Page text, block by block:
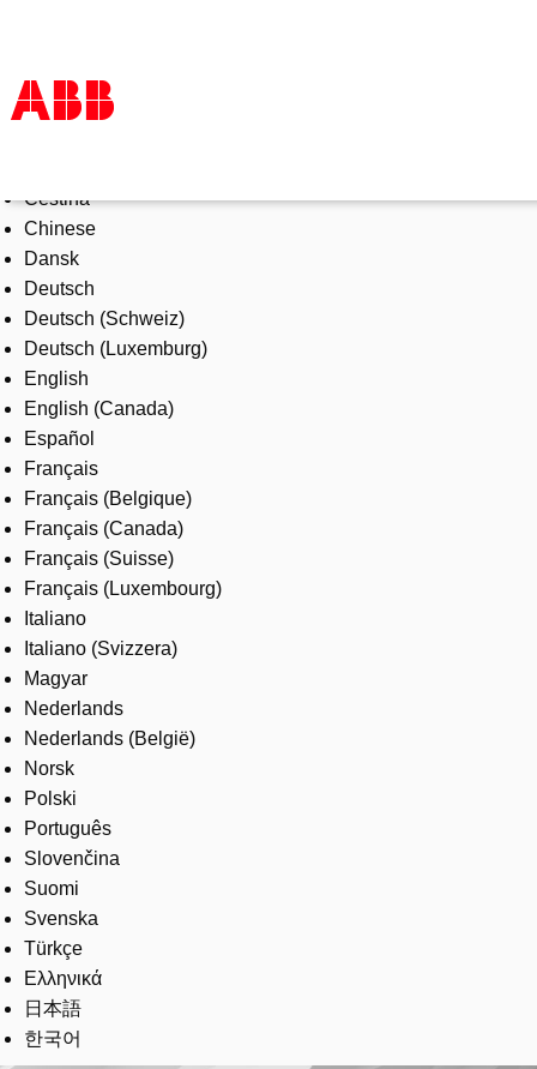
Products & Solutions
Industries
Services
About us
Where to buy
Contact us
Careers
Čeština
Chinese
Dansk
Deutsch
Deutsch (Schweiz)
Deutsch (Luxemburg)
English
English (Canada)
Español
Français
Français (Belgique)
Français (Canada)
Français (Suisse)
Français (Luxembourg)
Italiano
Italiano (Svizzera)
Magyar
Nederlands
Nederlands (België)
Norsk
Polski
Português
Slovenčina
Suomi
Svenska
Türkçe
Ελληνικά
日本語
한국어